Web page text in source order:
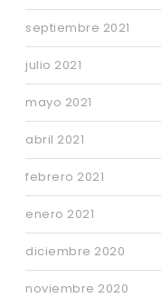
septiembre 2021
julio 2021
mayo 2021
abril 2021
febrero 2021
enero 2021
diciembre 2020
noviembre 2020